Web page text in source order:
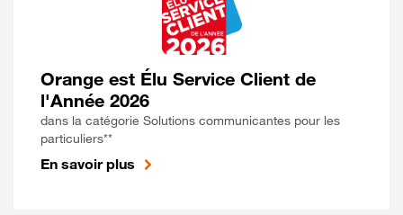
Orange est Élu Service Client de
l'Année 2026
dans la catégorie Solutions communicantes pour les
particuliers**
En savoir plus